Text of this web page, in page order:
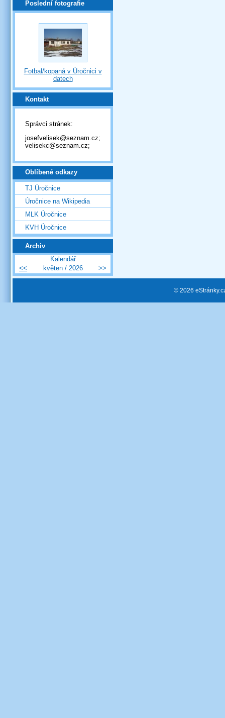
Poslední fotografie
Fotbal/kopaná v Úročnici v
datech
Kontakt
Správci stránek:
josefvelisek@seznam.cz;
velisekc@seznam.cz;
Oblíbené odkazy
TJ Úročnice
Úročnice na Wikipedia
MLK Úročnice
KVH Úročnice
Archiv
Kalendář
<<
květen / 2026 >>
© 2026